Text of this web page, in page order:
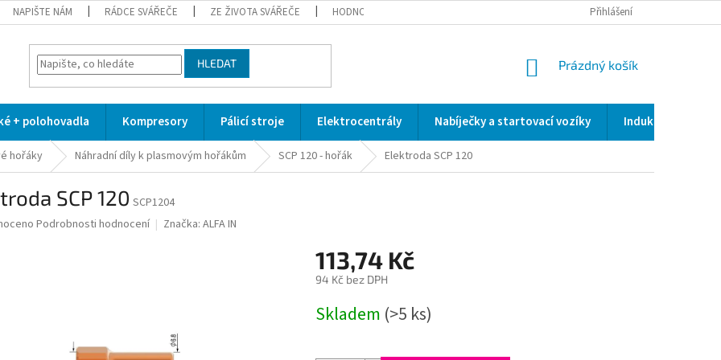
NAPIŠTE NÁM RÁDCE SVÁŘEČE ZE ŽIVOTA SVÁŘEČE HODNOCENÍ OBCHODU SERVIS / KALIBRACE / VALIDACE/ WELDSCANNER S3
Přihlášení
HLEDAT
NÁKUPNÍ
Prázdný košík
+ polohovadla Kompresory Pálicí stroje Elektrocentrály Nabíječky a startovací vozíky Indukční a
hořáky Náhradní díly k plasmovým hořákům SCP 120 - hořák Elektroda SCP 120
SCP 120 SCP1204
Podrobnosti hodnocení Značka: ALFA IN
113,74 Kč
94 Kč bez DPH
cena:
Skladem (>5 ks)